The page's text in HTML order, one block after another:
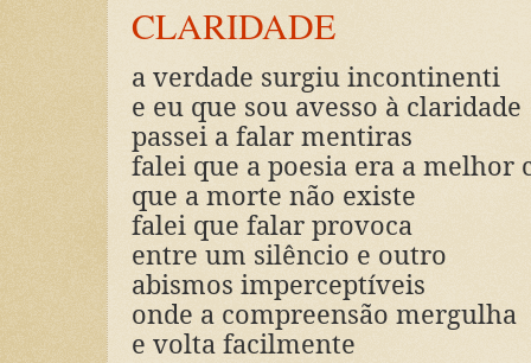
CLARIDADE
a verdade surgiu incontinenti
e eu que sou avesso à claridade
passei a falar mentiras
falei que a poesia era a melhor
que a morte não existe
falei que falar provoca
entre um silêncio e outro
abismos imperceptíveis
onde a compreensão mergulha
e volta facilmente